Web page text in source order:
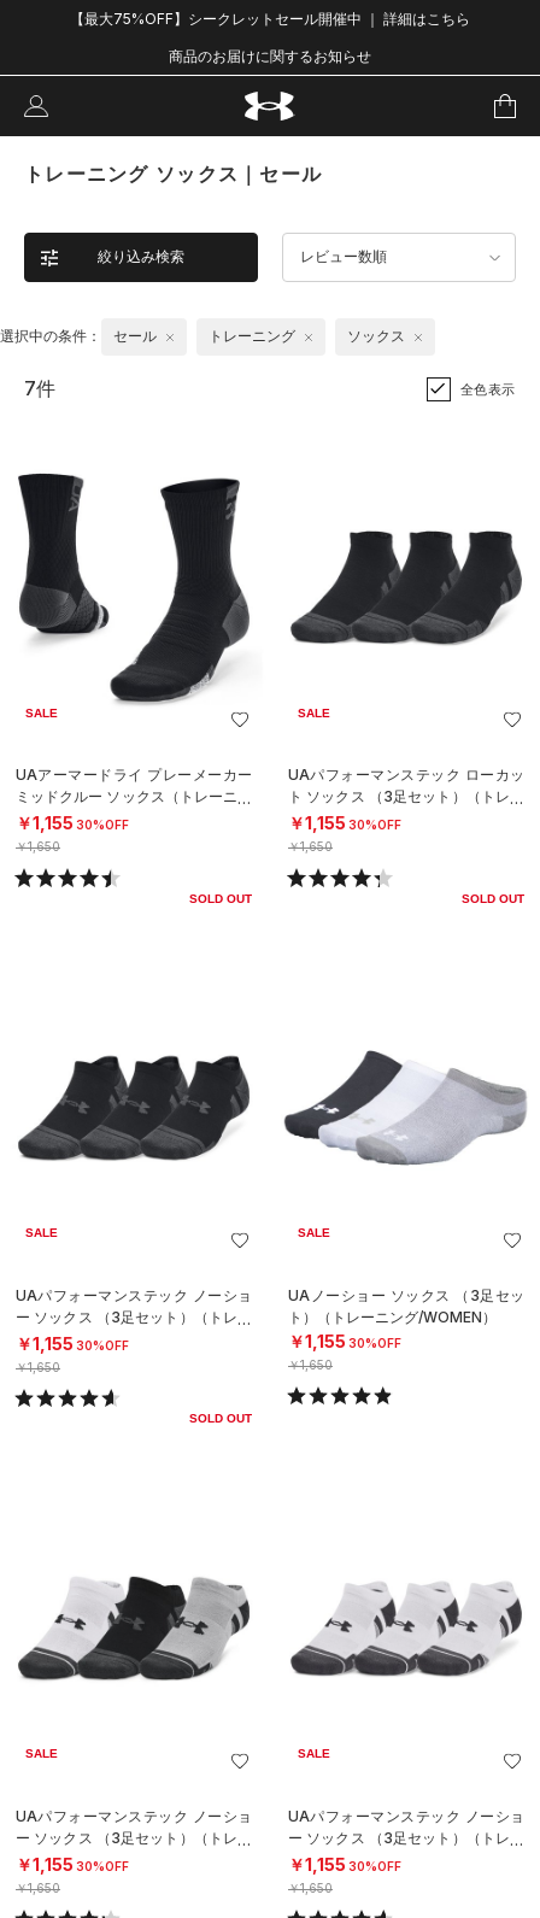
【最大75%OFF】シークレットセール開催中 ｜ 詳細はこちら
商品のお届けに関するお知らせ
トレーニング ソックス｜セール
絞り込み検索 レビュー数順
選択中の条件： セール トレーニング ソックス
7件 全色表示
SALE
UAアーマードライ プレーメーカー
ミッドクルー ソックス（トレーニン
グ/UNISEX）
￥1,155 30%OFF
￥1,650
SOLD OUT
SALE
UAパフォーマンステック ローカッ
ト ソックス （3足セット）（トレー
ニング/UNISEX）
￥1,155 30%OFF
￥1,650
SOLD OUT
SALE
UAパフォーマンステック ノーショ
ー ソックス （3足セット）（トレー
ニング/UNISEX）
￥1,155 30%OFF
￥1,650
SOLD OUT
SALE
UAノーショー ソックス （3足セッ
ト）（トレーニング/WOMEN）
￥1,155 30%OFF
￥1,650
SALE
UAパフォーマンステック ノーショ
ー ソックス （3足セット）（トレー
ニング/UNISEX）
￥1,155 30%OFF
￥1,650
SALE
UAパフォーマンステック ノーショ
ー ソックス （3足セット）（トレー
ニング/UNISEX）
￥1,155 30%OFF
￥1,650